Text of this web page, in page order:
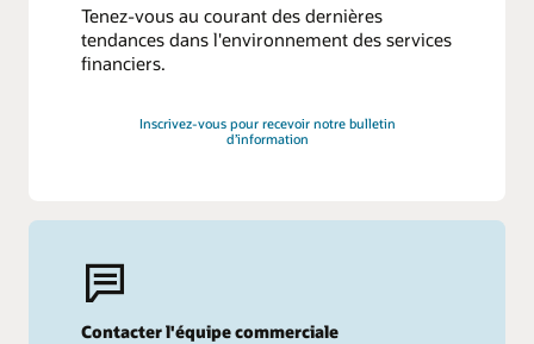
Tenez-vous au courant des dernières
tendances dans l'environnement des services
financiers.
Inscrivez-vous pour recevoir notre bulletin
d’information
Contacter l'équipe commerciale